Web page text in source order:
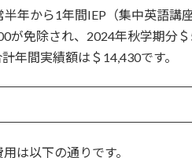
年から1年間IEP（集中英語講
が免除され、2024年秋学期分
年間実績額は＄14,430です。
は以下の通りです。